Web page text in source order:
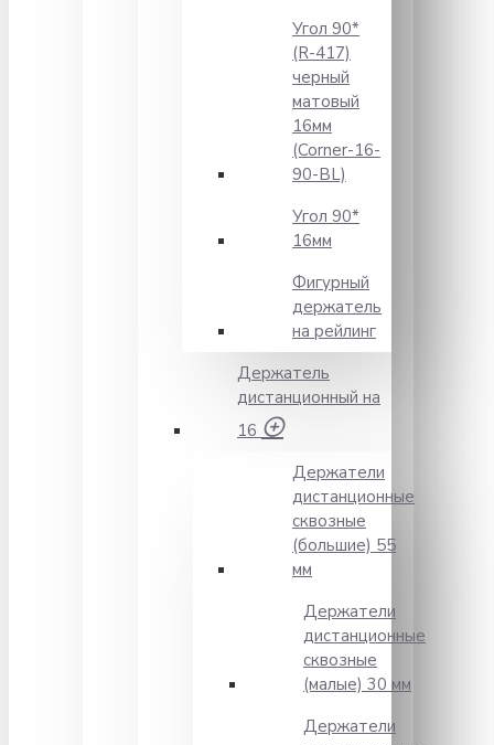
Угол 90*
(R-417)
черный
матовый
16мм
(Corner-16-
90-BL)
Угол 90*
16мм
Фигурный
держатель
на рейлинг
Держатель
дистанционный на
16
Держатели
дистанционные
сквозные
(большие) 55
мм
Держатели
дистанционные
сквозные
(малые) 30 мм
Держатели